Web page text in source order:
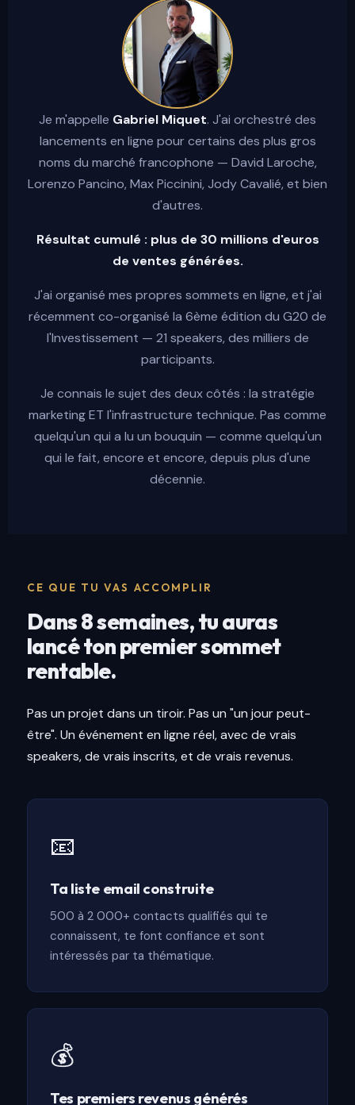
Je m'appelle Gabriel Miquet. J'ai orchestré des
lancements en ligne pour certains des plus gros
noms du marché francophone — David Laroche,
Lorenzo Pancino, Max Piccinini, Jody Cavalié, et bien
d'autres.
Résultat cumulé : plus de 30 millions d'euros
de ventes générées.
J'ai organisé mes propres sommets en ligne, et j'ai
récemment co-organisé la 6ème édition du G20 de
l'Investissement — 21 speakers, des milliers de
participants.
Je connais le sujet des deux côtés : la stratégie
marketing ET l'infrastructure technique. Pas comme
quelqu'un qui a lu un bouquin — comme quelqu'un
qui le fait, encore et encore, depuis plus d'une
décennie.
CE QUE TU VAS ACCOMPLIR
Dans 8 semaines, tu auras
lancé ton premier sommet
rentable.
Pas un projet dans un tiroir. Pas un "un jour peut-
être". Un événement en ligne réel, avec de vrais
speakers, de vrais inscrits, et de vrais revenus.
📧
Ta liste email construite
500 à 2 000+ contacts qualifiés qui te
connaissent, te font confiance et sont
intéressés par ta thématique.
💰
Tes premiers revenus générés